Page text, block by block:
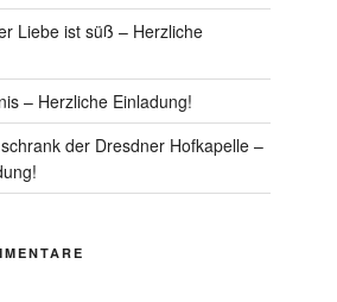
Liebe ist süß – Herzliche
– Herzliche Einladung!
der Dresdner Hofkapelle –